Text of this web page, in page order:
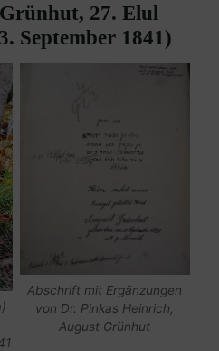
27. Elul
September 1841)
Abschrift mit Ergänzungen
von Dr. Pinkas Heinrich,
August Grünhut